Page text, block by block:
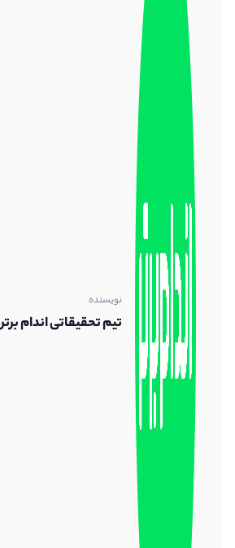
نویسنده
تیم تحقیقاتی اندام برتر